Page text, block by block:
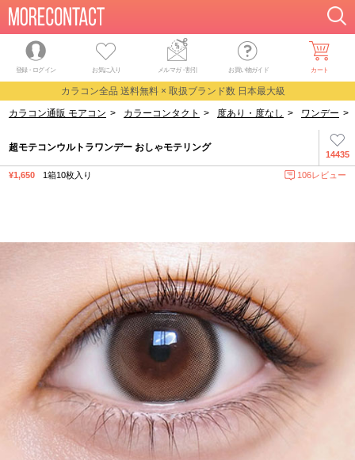
登録・ログイン お気に入り メルマガ・割引 お買い物ガイド カート
カラコン全品 送料無料 × 取扱ブランド数 日本最大級
カラコン通販 モアコン > カラーコンタクト > 度あり・度なし > ワンデー >
14435
超モテコンウルトラワンデー おしゃモテリング
¥1,650 1箱10枚入り 106レビュー